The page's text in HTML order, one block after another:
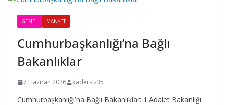
GENEL MANŞET
Cumhurbaşkanlığı’na Bağlı
Bakanlıklar
7 Haziran 2026 kadersiz35
Cumhurbaşkanlığı’na Bağlı Bakanlıklar: 1.Adalet Bakanlığı